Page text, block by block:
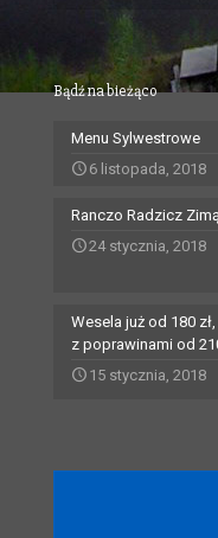
Bądź na bieżąco
Menu Sylwestrowe
6 listopada, 2018
Ranczo Radzicz
24 stycznia, 2018
Wesela już od 180
z poprawinami od
15 stycznia, 2018